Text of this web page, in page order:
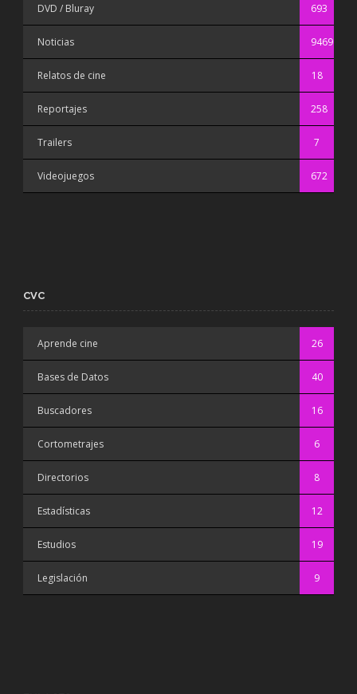
DVD / Bluray 693
Noticias 9469
Relatos de cine 18
Reportajes 258
Trailers 7
Videojuegos 672
CVC
Aprende cine 26
Bases de Datos 40
Buscadores 16
Cortometrajes 6
Directorios 8
Estadísticas 12
Estudios 19
Legislación 9